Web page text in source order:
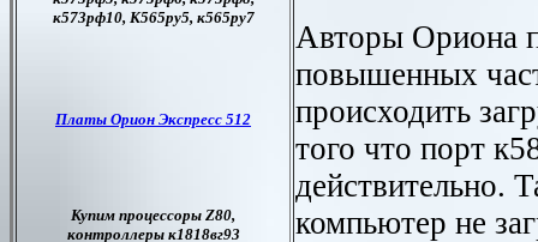
Авторы Ориона
повышенных
происходить
того что порт
действительно.
компьютер не